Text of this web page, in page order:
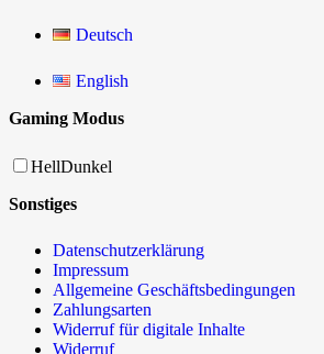
Deutsch
English
Gaming Modus
HellDunkel
Sonstiges
Datenschutzerklärung
Impressum
Allgemeine Geschäftsbedingungen
Zahlungsarten
Widerruf für digitale Inhalte
Widerruf